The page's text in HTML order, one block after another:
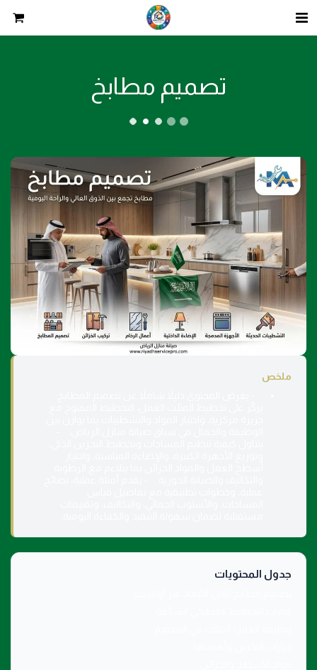
تصميم مطابخ
ملخص
جدول المحتويات